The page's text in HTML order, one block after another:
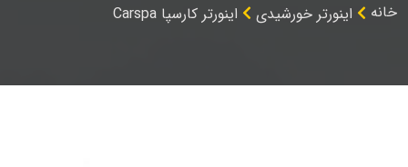
خانه اینورتر خورشیدی اینورتر کارسپا Carspa